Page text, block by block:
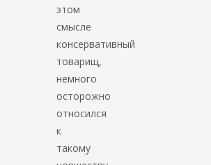
этом
смысле
консервативный
товарищ,
немного
осторожно
относился
к
такому